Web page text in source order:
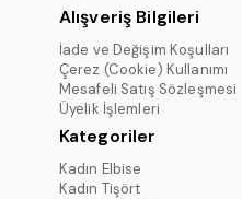
Alışveriş Bilgileri
İade ve Değişim Koşulları
Çerez (Cookie) Kullanımı
Mesafeli Satış Sözleşmesi
Üyelik İşlemleri
Kategoriler
Kadın Elbise
Kadın Tişört